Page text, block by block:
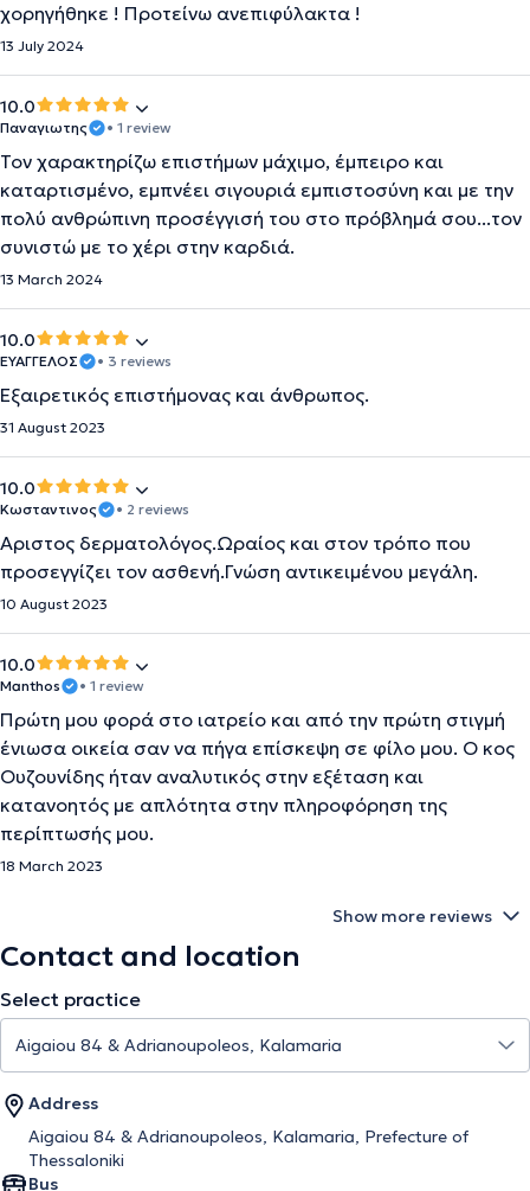
χορηγήθηκε ! Προτείνω ανεπιφύλακτα !
13 July 2024
10.0
Παναγιωτης • 1 review
Τον χαρακτηρίζω επιστήμων μάχιμο, έμπειρο και
καταρτισμένο, εμπνέει σιγουριά εμπιστοσύνη και με την
πολύ ανθρώπινη προσέγγισή του στο πρόβλημά σου...τον
συνιστώ με το χέρι στην καρδιά.
13 March 2024
10.0
ΕΥΑΓΓΕΛΟΣ • 3 reviews
Εξαιρετικός επιστήμονας και άνθρωπος.
31 August 2023
10.0
Κωσταντινος • 2 reviews
Αριστος δερματολόγος.Ωραίος και στον τρόπο που
προσεγγίζει τον ασθενή.Γνώση αντικειμένου μεγάλη.
10 August 2023
10.0
Manthos • 1 review
Πρώτη μου φορά στο ιατρείο και από την πρώτη στιγμή
ένιωσα οικεία σαν να πήγα επίσκεψη σε φίλο μου. Ο κος
Ουζουνίδης ήταν αναλυτικός στην εξέταση και
κατανοητός με απλότητα στην πληροφόρηση της
περίπτωσής μου.
18 March 2023
Show more reviews
Contact and location
Select practice
Address
Aigaiou 84 & Adrianoupoleos, Kalamaria, Prefecture of
Thessaloniki
Bus